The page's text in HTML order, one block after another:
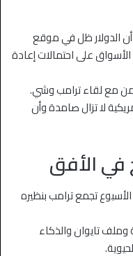
أن الدولار ظل في موقع
على احتمالات إعادة
مع لقاء ترامب وشي.
لا تزال صامدة وأن
الأفق
تجمع ترامب بنظيره
وملف تايوان والذكاء